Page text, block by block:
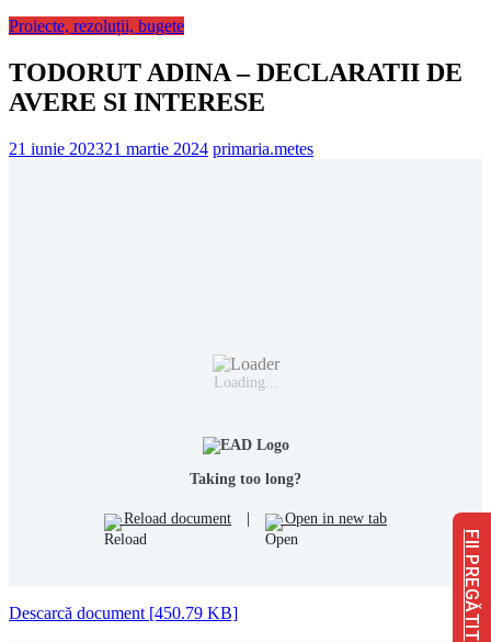
Proiecte, rezoluții, bugete
TODORUT ADINA – DECLARATII DE
AVERE SI INTERESE
21 iunie 202321 martie 2024 primaria.metes
Loading...
Taking too long?
Reload document Open in new tab
Descarcă document [450.79 KB] FII PREGĂTIT